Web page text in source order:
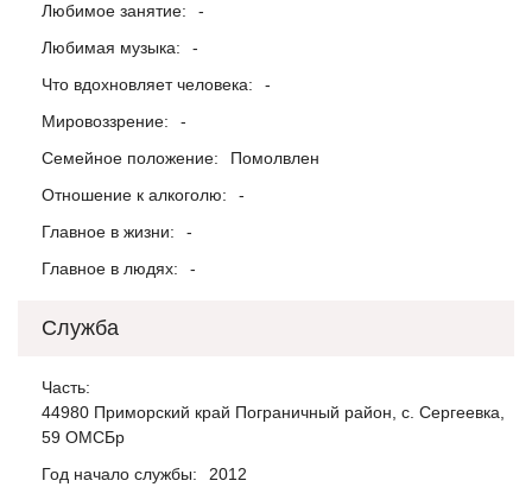
Любимое занятие:
-
Любимая музыка:
-
Что вдохновляет человека:
-
Мировоззрение:
-
Семейное положение:
Помолвлен
Отношение к алкоголю:
-
Главное в жизни:
-
Главное в людях:
-
Служба
Часть:
44980 Приморский край Пограничный район, с. Сергеевка,
59 ОМСБр
Год начало службы:
2012